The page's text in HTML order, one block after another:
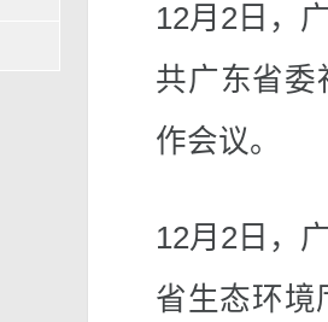
12月2日，
共广东省委
作会议。
12月2日，
省生态环境